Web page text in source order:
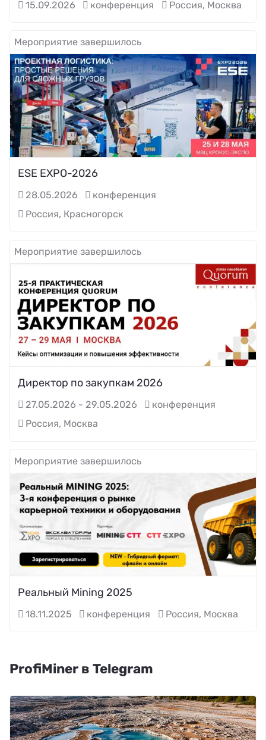
15.09.2026 конференция Россия, Москва
Мероприятие завершилось
ESE EXPO-2026
28.05.2026
конференция
Россия, Красногорск
Мероприятие завершилось
Директор по закупкам 2026
27.05.2026 - 29.05.2026
конференция
Россия, Москва
Мероприятие завершилось
Реальный Mining 2025
18.11.2025 конференция Россия, Москва
ProfiMiner в Telegram